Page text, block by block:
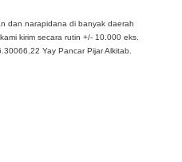
dan narapidana di banyak daerah
kirim secara rutin +/- 10.000 eks.
Yay Pancar Pijar Alkitab.